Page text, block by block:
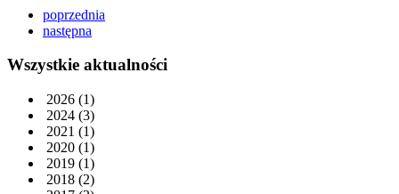
poprzednia
następna
Wszystkie aktualności
2026 (1)
2024 (3)
2021 (1)
2020 (1)
2019 (1)
2018 (2)